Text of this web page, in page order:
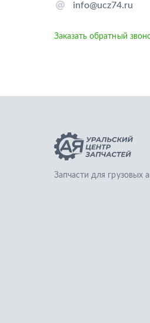
info@ucz74.ru
Заказать обратный
Запчасти для грузовых